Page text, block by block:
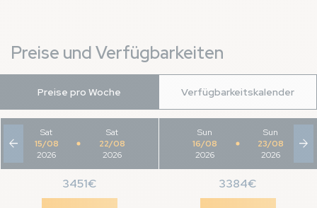
Preise und Verfügbarkeiten
Preise pro Woche Verfügbarkeitskalender
Sat
15/08
2026
Sat
22/08
2026
3451€
Sun
16/08
2026
Sun
23/08
2026
3384€
- -
arrow_back arrow_forward